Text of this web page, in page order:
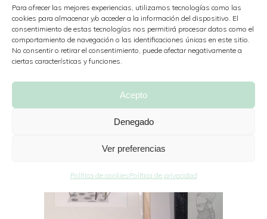
Para ofrecer las mejores experiencias, utilizamos tecnologías como las
cookies para almacenar y/o acceder a la información del dispositivo. El
consentimiento de estas tecnologías nos permitirá procesar datos como el
comportamiento de navegación o las identificaciones únicas en este sitio.
No consentir o retirar el consentimiento, puede afectar negativamente a
ciertas características y funciones.
Acepto
Denegado
Ver preferencias
Política de cookiesPolítica de privacidad
#Infinito Particular
3 marzo, 2015